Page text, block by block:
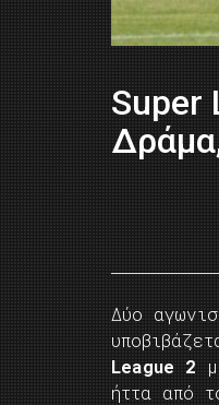
Super
Δύο
League 2
ήττα από